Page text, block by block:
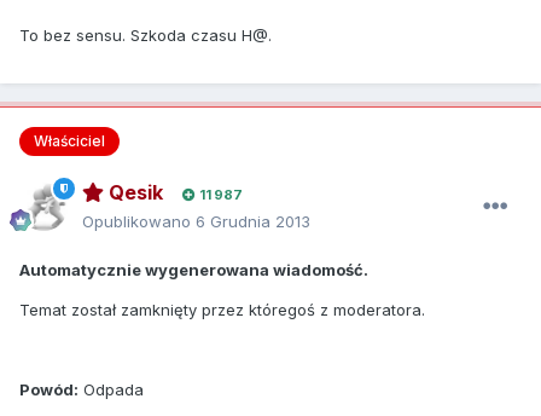
To bez sensu. Szkoda czasu H@.
Właściciel
Qesik 11 987
Opublikowano 6 Grudnia 2013
Automatycznie wygenerowana wiadomość.
Temat został zamknięty przez któregoś z moderatora.
Powód: Odpada